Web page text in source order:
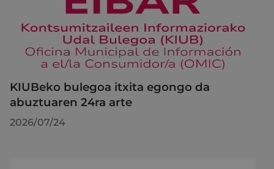
KIUBeko bulegoa itxita egongo da
abuztuaren 24ra arte
2026/07/24